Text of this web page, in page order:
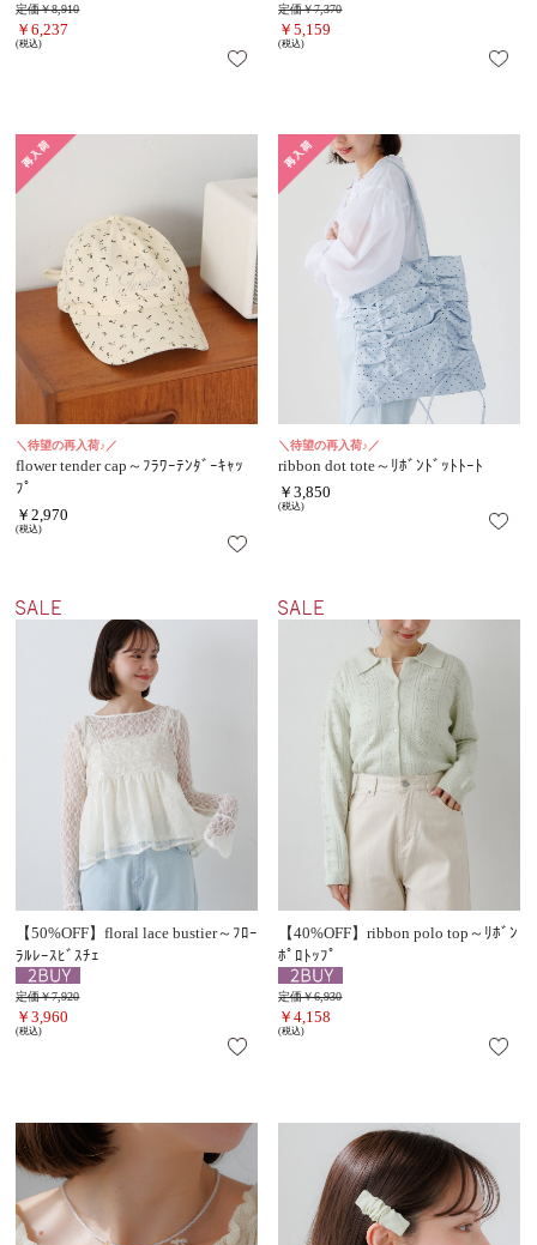
定価￥8,910
￥6,237
(税込)
定価￥7,370
￥5,159
(税込)
＼待望の再入荷♪／
flower tender cap～ﾌﾗﾜｰﾃﾝﾀﾞｰｷｬｯ
ﾌﾟ
￥2,970
(税込)
＼待望の再入荷♪／
ribbon dot tote～ﾘﾎﾞﾝﾄﾞｯﾄﾄｰﾄ
￥3,850
(税込)
【50%OFF】floral lace bustier～ﾌﾛｰ
ﾗﾙﾚｰｽﾋﾞｽﾁｪ
定価￥7,920
￥3,960
(税込)
【40%OFF】ribbon polo top～ﾘﾎﾞﾝ
ﾎﾟﾛﾄｯﾌﾟ
定価￥6,930
￥4,158
(税込)